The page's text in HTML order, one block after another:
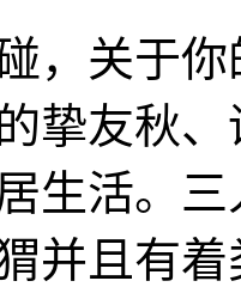
，关于
挚友秋
生活。
并且有